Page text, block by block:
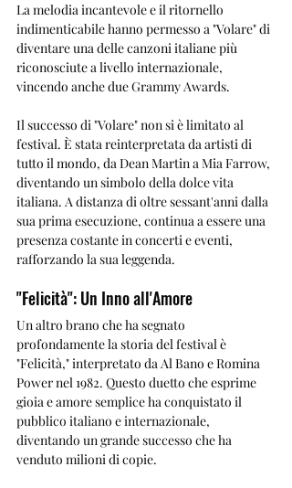
La melodia incantevole e il ritornello
indimenticabile hanno permesso a "Volare" di
diventare una delle canzoni italiane più
riconosciute a livello internazionale,
vincendo anche due Grammy Awards.
Il successo di "Volare" non si è limitato al
festival. È stata reinterpretata da artisti di
tutto il mondo, da Dean Martin a Mia Farrow,
diventando un simbolo della dolce vita
italiana. A distanza di oltre sessant'anni dalla
sua prima esecuzione, continua a essere una
presenza costante in concerti e eventi,
rafforzando la sua leggenda.
"Felicità": Un Inno all'Amore
Un altro brano che ha segnato
profondamente la storia del festival è
"Felicità," interpretato da Al Bano e Romina
Power nel 1982. Questo duetto che esprime
gioia e amore semplice ha conquistato il
pubblico italiano e internazionale,
diventando un grande successo che ha
venduto milioni di copie.